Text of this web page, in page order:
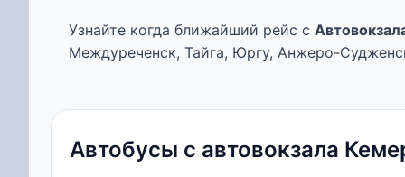
Узнайте когда ближайший рейс с
Междуреченск, Тайга, Юргу, Анжеро-
Автобусы с автовокзала